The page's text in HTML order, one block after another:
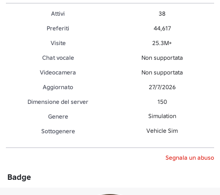
Attivi
38
Preferiti
44,617
Visite
25.3M+
Chat vocale
Non supportata
Videocamera
Non supportata
Aggiornato
27/7/2026
Dimensione del server
150
Genere
Simulation
Sottogenere Vehicle Sim
Segnala un abuso
Badge